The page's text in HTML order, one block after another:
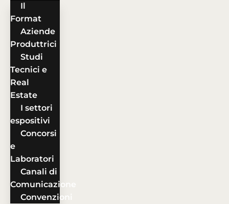
Il
Format
Aziende
Produttrici
Studi
Tecnici e
Real
Estate
I settori
espositivi
Concorsi
e
Laboratori
Canali di
Comunicazione
Convenzioni